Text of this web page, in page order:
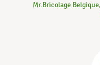
Mr.Bricolage